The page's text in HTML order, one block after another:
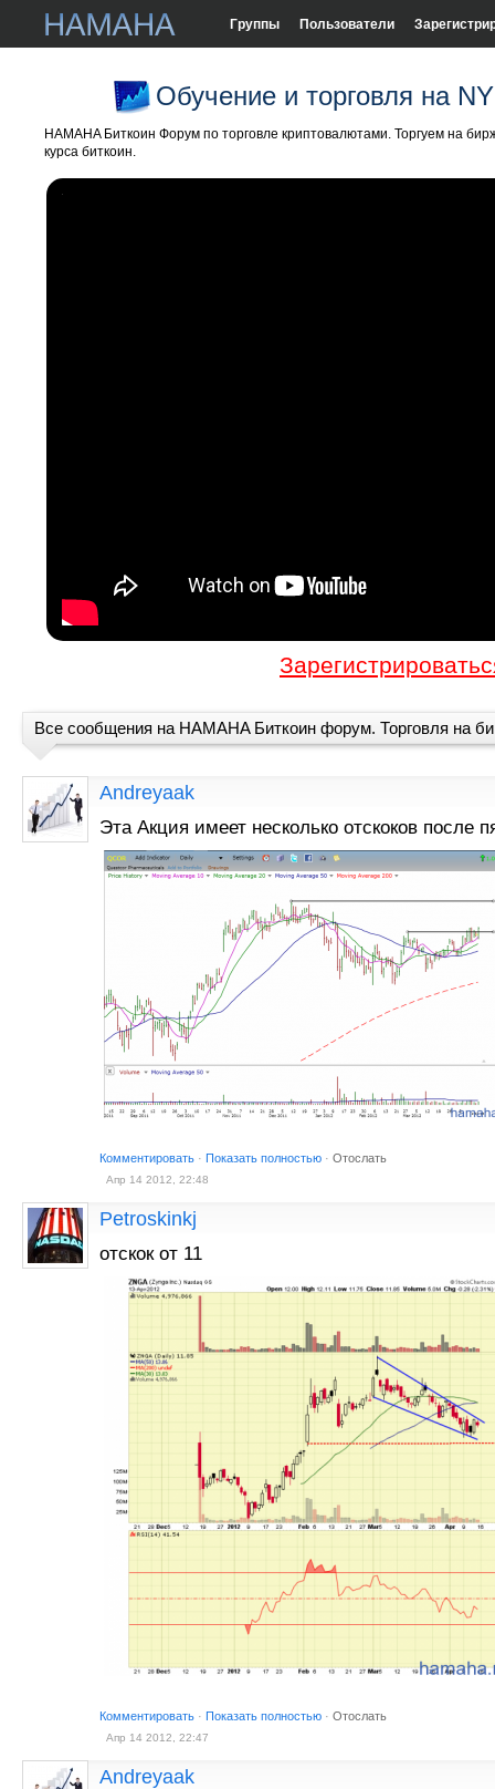
Группы Пользователи
Обучение и торговля на
HAMAHA Биткоин Форум по торговле криптовалютами. Торгуем на
курса биткоин.
Все сообщения на HAMAHA Биткоин форум. Торговля на
Andreyaak
Эта Акция имеет несколько отскоков после
Комментировать · Показать полностью · Отослать
Апр 14 2012, 22:48
Petroskinkj
отскок от 11
Комментировать · Показать полностью · Отослать
Апр 14 2012, 22:47
Andreyaak